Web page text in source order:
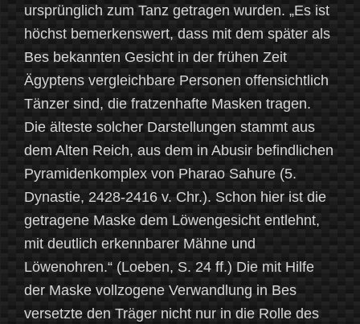
ursprünglich zum Tanz getragen wurden. „Es ist
höchst bemerkenswert, dass mit dem später als
Bes bekannten Gesicht in der frühen Zeit
Ägyptens vergleichbare Personen offensichtlich
Tänzer sind, die fratzenhafte Masken tragen.
Die älteste solcher Darstellungen stammt aus
dem Alten Reich, aus dem in Abusir befindlichen
Pyramidenkomplex von Pharao Sahure (5.
Dynastie, 2428-2416 v. Chr.). Schon hier ist die
getragene Maske dem Löwengesicht entlehnt,
mit deutlich erkennbarer Mähne und
Löwenohren.“ (Loeben, S. 24 ff.) Die mit Hilfe
der Maske vollzogene Verwandlung in Bes
versetzte den Träger nicht nur in die Rolle des